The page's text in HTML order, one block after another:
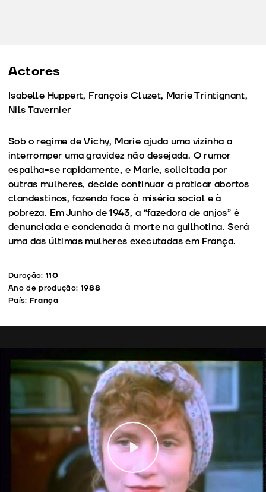
Actores
Isabelle Huppert, François Cluzet, Marie Trintignant,
Nils Tavernier
Sob o regime de Vichy, Marie ajuda uma vizinha a
interromper uma gravidez não desejada. O rumor
espalha-se rapidamente, e Marie, solicitada por
outras mulheres, decide continuar a praticar abortos
clandestinos, fazendo face à miséria social e à
pobreza. Em Junho de 1943, a “fazedora de anjos” é
denunciada e condenada à morte na guilhotina. Será
uma das últimas mulheres executadas em França.
Duração: 110
Ano de produção: 1988
País: França
Play